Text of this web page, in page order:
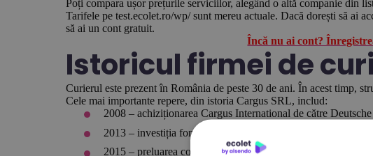
Poți compara ușor prețurile serviciilor, alegând o altă companie din
Tarifele pe test.ecolet.ro/wp/ sunt mereu actuale. Dacă dorești să ai
să ai un cont gratuit.
Încă nu ai cont?
Istoricul firmei de
Curierul este prezent în România de peste 30 de ani. În acest timp,
Cele mai importante repere, din istoria Cargus SRL, includ:
2008 – achiziționarea Cargus International de către
2013 – investiția fondului Abris Capital
2015 – preluarea concurentului local, firma Urgent Curier și